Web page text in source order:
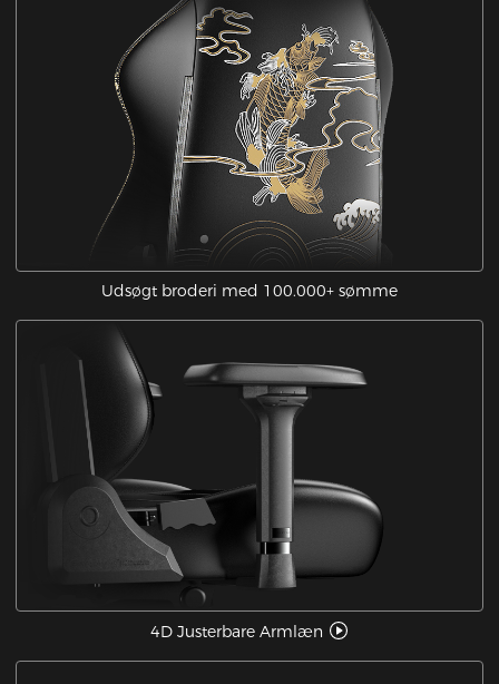
Udsøgt broderi med 100.000+ sømme
4D Justerbare Armlæn